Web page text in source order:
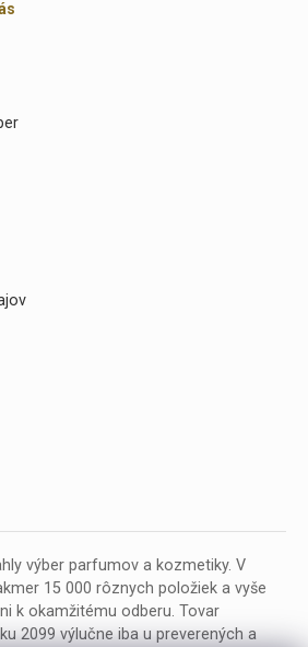
výber parfumov a kozmetiky. V
15 000 rôznych položiek a vyše
k okamžitému odberu. Tovar
2099 výlučne iba u preverených a